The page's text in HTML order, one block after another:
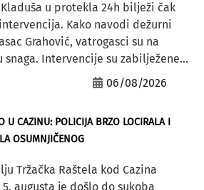
u protekla 24h bilježi čak
Kako navodi dežurni
Grahović, vatrogasci su na
snaga. Intervencije su zabilježene...
06/08/2026
U CAZINU: POLICIJA BRZO LOCIRALA I
OSUMNJIČENOG
Tržačka Raštela kod Cazina
5. augusta je došlo do sukoba